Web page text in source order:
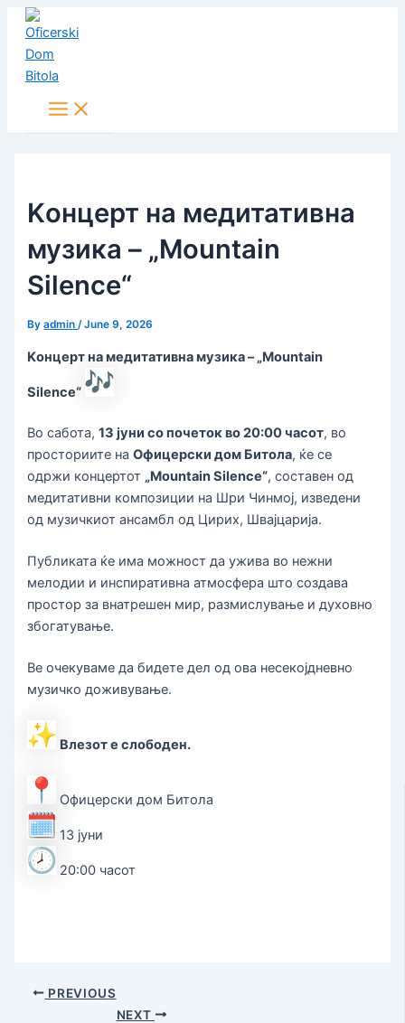
Skip
content
Kонцерт на медитативна
музика – „Mountain
Silence“
Byadmin/June 9, 2026
Kонцерт на медитативна музика – „Mountain
Silence“
Во сабота,13 јуни со почеток во 20:00 часот, во
просториите наОфицерски дом Битола, ќе се
одржи концертот „Mountain Silence“, составен од
медитативни композиции на Шри Чинмој, изведени
од музичкиот ансамбл од Цирих, Швајцарија.
Публиката ќе има можност да ужива во нежни
мелодии и инспиративна атмосфера што создава
простор за внатрешен мир, размислување и духовно
збогатување.
Ве очекуваме да бидете дел од ова несекојдневно
музичко доживување.
Влезот е слободен.
Офицерски дом Битола
13 јуни
20:00 часот
Post
navigation
PREVIOUS
NEXT